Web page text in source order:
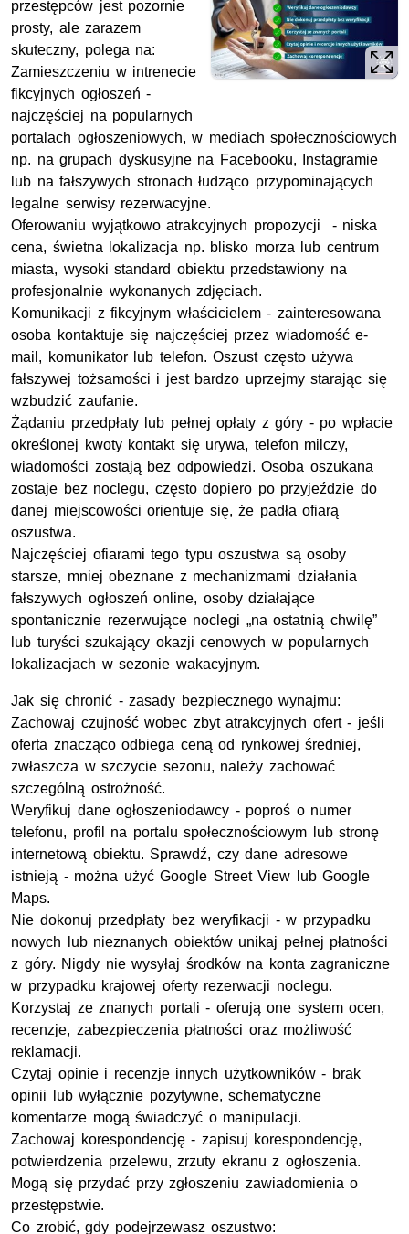
przestępców jest pozornie
prosty, ale zarazem
skuteczny, polega na:
Zamieszczeniu w intrenecie
fikcyjnych ogłoszeń -
najczęściej na popularnych
portalach ogłoszeniowych, w mediach społecznościowych
np. na grupach dyskusyjne na Facebooku, Instagramie
lub na fałszywych stronach łudząco przypominających
legalne serwisy rezerwacyjne.
Oferowaniu wyjątkowo atrakcyjnych propozycji - niska
cena, świetna lokalizacja np. blisko morza lub centrum
miasta, wysoki standard obiektu przedstawiony na
profesjonalnie wykonanych zdjęciach.
Komunikacji z fikcyjnym właścicielem - zainteresowana
osoba kontaktuje się najczęściej przez wiadomość e-
mail, komunikator lub telefon. Oszust często używa
fałszywej tożsamości i jest bardzo uprzejmy starając się
wzbudzić zaufanie.
Żądaniu przedpłaty lub pełnej opłaty z góry - po wpłacie
określonej kwoty kontakt się urywa, telefon milczy,
wiadomości zostają bez odpowiedzi. Osoba oszukana
zostaje bez noclegu, często dopiero po przyjeździe do
danej miejscowości orientuje się, że padła ofiarą
oszustwa.
Najczęściej ofiarami tego typu oszustwa są osoby
starsze, mniej obeznane z mechanizmami działania
fałszywych ogłoszeń online, osoby działające
spontanicznie rezerwujące noclegi „na ostatnią chwilę”
lub turyści szukający okazji cenowych w popularnych
lokalizacjach w sezonie wakacyjnym.
Jak się chronić - zasady bezpiecznego wynajmu:
Zachowaj czujność wobec zbyt atrakcyjnych ofert - jeśli
oferta znacząco odbiega ceną od rynkowej średniej,
zwłaszcza w szczycie sezonu, należy zachować
szczególną ostrożność.
Weryfikuj dane ogłoszeniodawcy - poproś o numer
telefonu, profil na portalu społecznościowym lub stronę
internetową obiektu. Sprawdź, czy dane adresowe
istnieją - można użyć Google Street View lub Google
Maps.
Nie dokonuj przedpłaty bez weryfikacji - w przypadku
nowych lub nieznanych obiektów unikaj pełnej płatności
z góry. Nigdy nie wysyłaj środków na konta zagraniczne
w przypadku krajowej oferty rezerwacji noclegu.
Korzystaj ze znanych portali - oferują one system ocen,
recenzje, zabezpieczenia płatności oraz możliwość
reklamacji.
Czytaj opinie i recenzje innych użytkowników - brak
opinii lub wyłącznie pozytywne, schematyczne
komentarze mogą świadczyć o manipulacji.
Zachowaj korespondencję - zapisuj korespondencję,
potwierdzenia przelewu, zrzuty ekranu z ogłoszenia.
Mogą się przydać przy zgłoszeniu zawiadomienia o
przestępstwie.
Co zrobić, gdy podejrzewasz oszustwo: